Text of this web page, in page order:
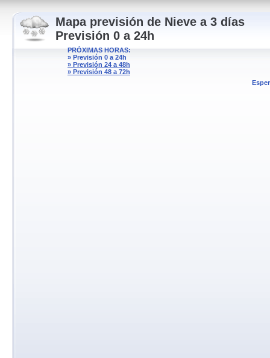
Mapa previsión de Nieve a 3 días
Previsión 0 a 24h
PRÓXIMAS HORAS:
» Previsión 0 a 24h
» Previsión 24 a 48h
» Previsión 48 a 72h